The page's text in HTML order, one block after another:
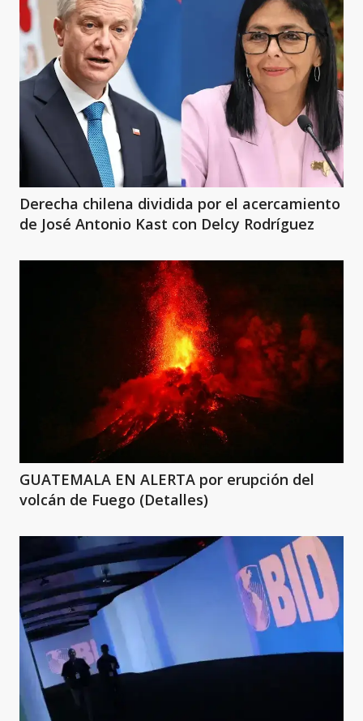
Derecha chilena dividida por el acercamiento
de José Antonio Kast con Delcy Rodríguez
GUATEMALA EN ALERTA por erupción del
volcán de Fuego (Detalles)